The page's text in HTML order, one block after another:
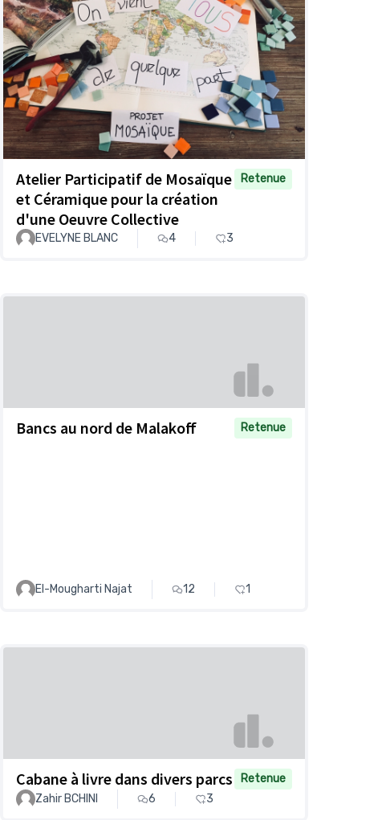
Atelier Participatif de Mosaïque
et Céramique pour la création
d'une Oeuvre Collective
Retenue
EVELYNE BLANC 4 3
Bancs au nord de Malakoff Retenue
El-Mougharti Najat 12 1
Cabane à livre dans divers parcs
Retenue
Zahir BCHINI
6 3